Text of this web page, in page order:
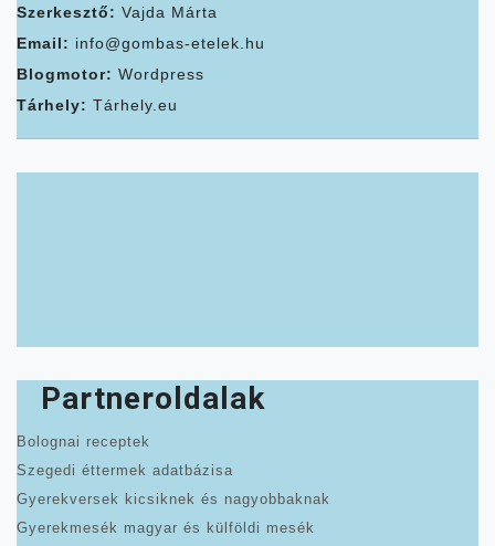
Szerkesztő: Vajda Márta
Email: info@gombas-etelek.hu
Blogmotor: Wordpress
Tárhely: Tárhely.eu
Partneroldalak
Bolognai receptek
Szegedi éttermek adatbázisa
Gyerekversek kicsiknek és nagyobbaknak
Gyerekmesék magyar és külföldi mesék